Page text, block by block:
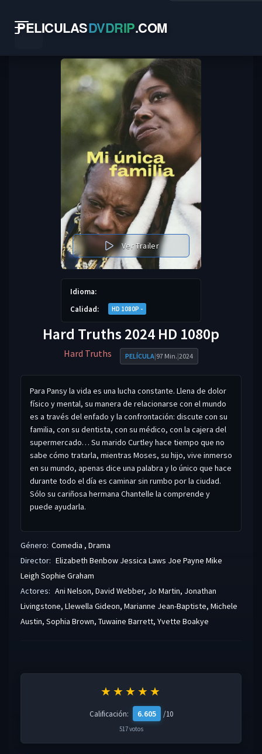
PELICULASDVDRIP.COM
Ver Trailer
Idioma:
Calidad:
HD 1080P -
Hard Truths 2024 HD 1080p
Hard Truths PELÍCULA|97 Min.|2024
Para Pansy la vida es una lucha constante. Llena de dolor
físico y mental, su manera de relacionarse con el mundo
es a través del enfado y la confrontación: discute con su
familia, con su dentista, con su médico, con la cajera del
supermercado… Su marido Curtley hace tiempo que no
sabe cómo tratarla, mientras Moses, su hijo, vive inmerso
en su mundo, apenas dice una palabra y lo único que hace
durante todo el día es caminar sin rumbo por la ciudad.
Sólo su cariñosa hermana Chantelle la comprende y
puede ayudarla.
Género: Comedia , Drama
Director: Elizabeth Benbow Jessica Laws Joe Payne Mike
Leigh Sophie Graham
Actores: Ani Nelson, David Webber, Jo Martin, Jonathan
Livingstone, Llewella Gideon, Marianne Jean-Baptiste, Michele
Austin, Sophia Brown, Tuwaine Barrett, Yvette Boakye
★★★★★
Calificación: 6.605 /10
517 votos